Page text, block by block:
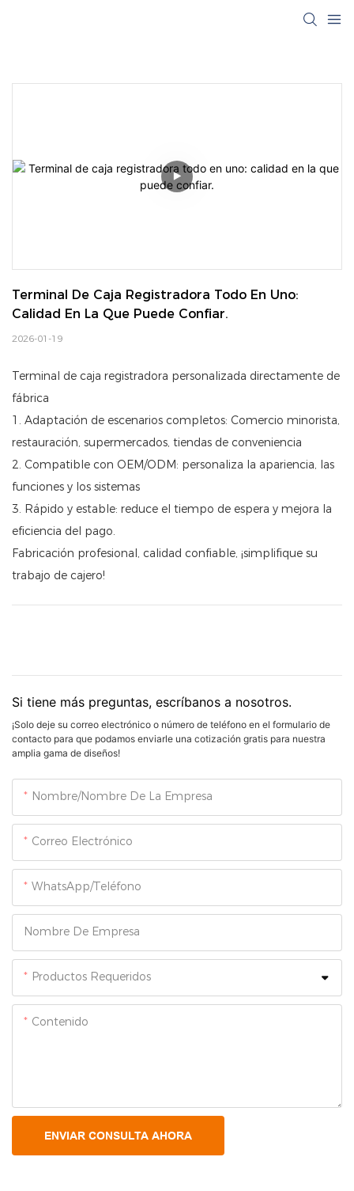
Terminal De Caja Registradora Todo En Uno:
Calidad En La Que Puede Confiar.
2026-01-19
Terminal de caja registradora personalizada directamente de
fábrica
1. Adaptación de escenarios completos: Comercio minorista,
restauración, supermercados, tiendas de conveniencia
2. Compatible con OEM/ODM: personaliza la apariencia, las
funciones y los sistemas
3. Rápido y estable: reduce el tiempo de espera y mejora la
eficiencia del pago.
Fabricación profesional, calidad confiable, ¡simplifique su
trabajo de cajero!
Si tiene más preguntas, escríbanos a nosotros.
¡Solo deje su correo electrónico o número de teléfono en el formulario de
contacto para que podamos enviarle una cotización gratis para nuestra
amplia gama de diseños!
Nombre/Nombre De La Empresa
Correo Electrónico
WhatsApp/Teléfono
Nombre De Empresa
Productos Requeridos
Contenido
ENVIAR CONSULTA AHORA